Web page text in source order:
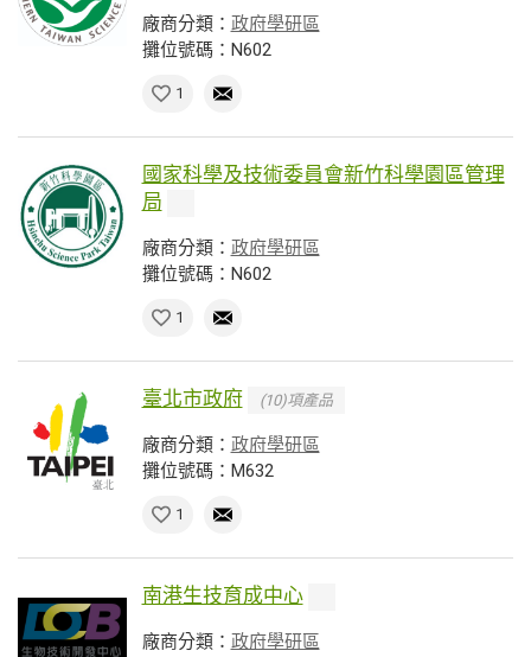
廠商分類： 政府學研區
攤位號碼：N602
1
國家科學及技術委員會新竹科學園區管理
局
廠商分類： 政府學研區
攤位號碼：N602
1
臺北市政府 (10)項產品
廠商分類： 政府學研區
攤位號碼：M632
1
南港生技育成中心
廠商分類： 政府學研區